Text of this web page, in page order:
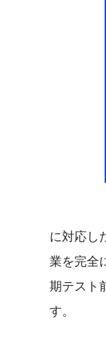
に対応し
業を完全
期テスト
す。